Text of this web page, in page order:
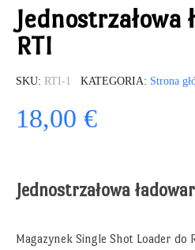
Jednostrzałowa
RTI
SKU RTI-1 KATEGORIA Strona
18,00 €
Jednostrzałowa
Magazynek Single Shot Loader do